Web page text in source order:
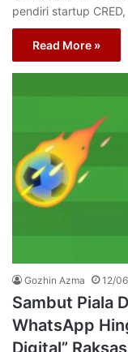
pendiri startup
Read More »
Gozhin Azma 12/
Sambut Piala
WhatsApp